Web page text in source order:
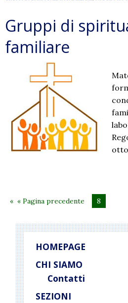
Gruppi di
familiare
« Pagina precedente 8
HOMEPAGE
CHI SIAMO
Contatti
SEZIONI